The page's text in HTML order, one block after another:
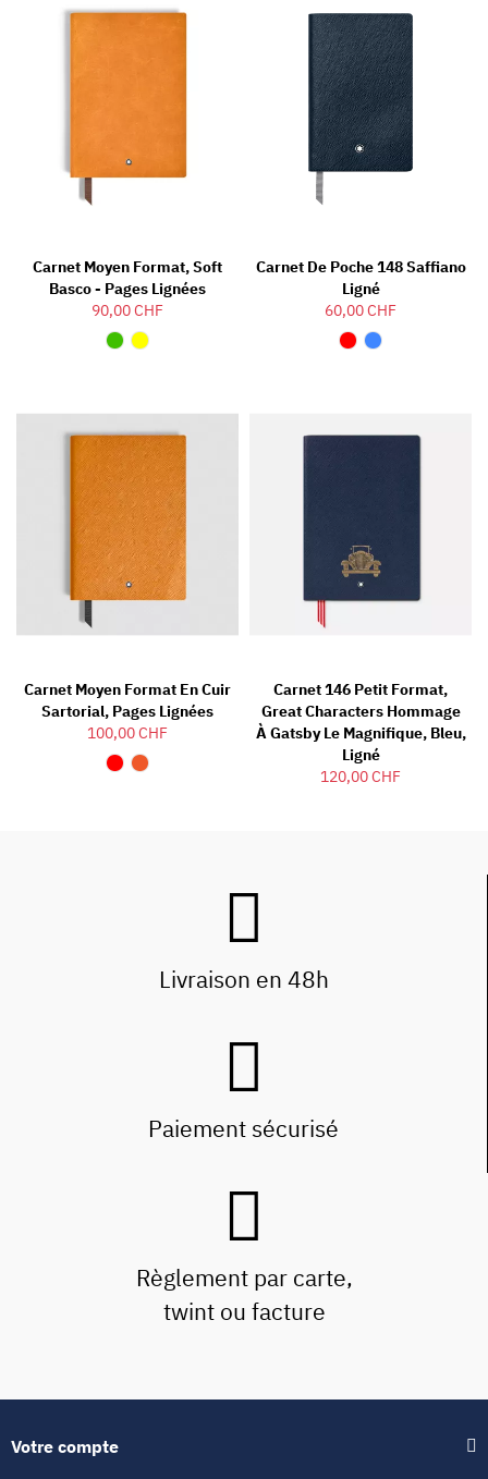
Carnet Moyen Format, Soft
Basco - Pages Lignées
90,00 CHF
Carnet De Poche 148 Saffiano
Ligné
60,00 CHF
Carnet Moyen Format En Cuir
Sartorial, Pages Lignées
100,00 CHF
Carnet 146 Petit Format,
Great Characters Hommage
À Gatsby Le Magnifique, Bleu,
Ligné
120,00 CHF
Livraison en 48h
Paiement sécurisé
Règlement par carte,
twint ou facture
Votre compte